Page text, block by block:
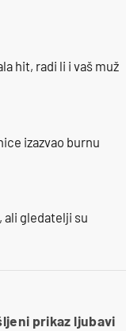
hit, radi li i vaš muž
izazvao burnu
ali gledatelji su
prikaz ljubavi